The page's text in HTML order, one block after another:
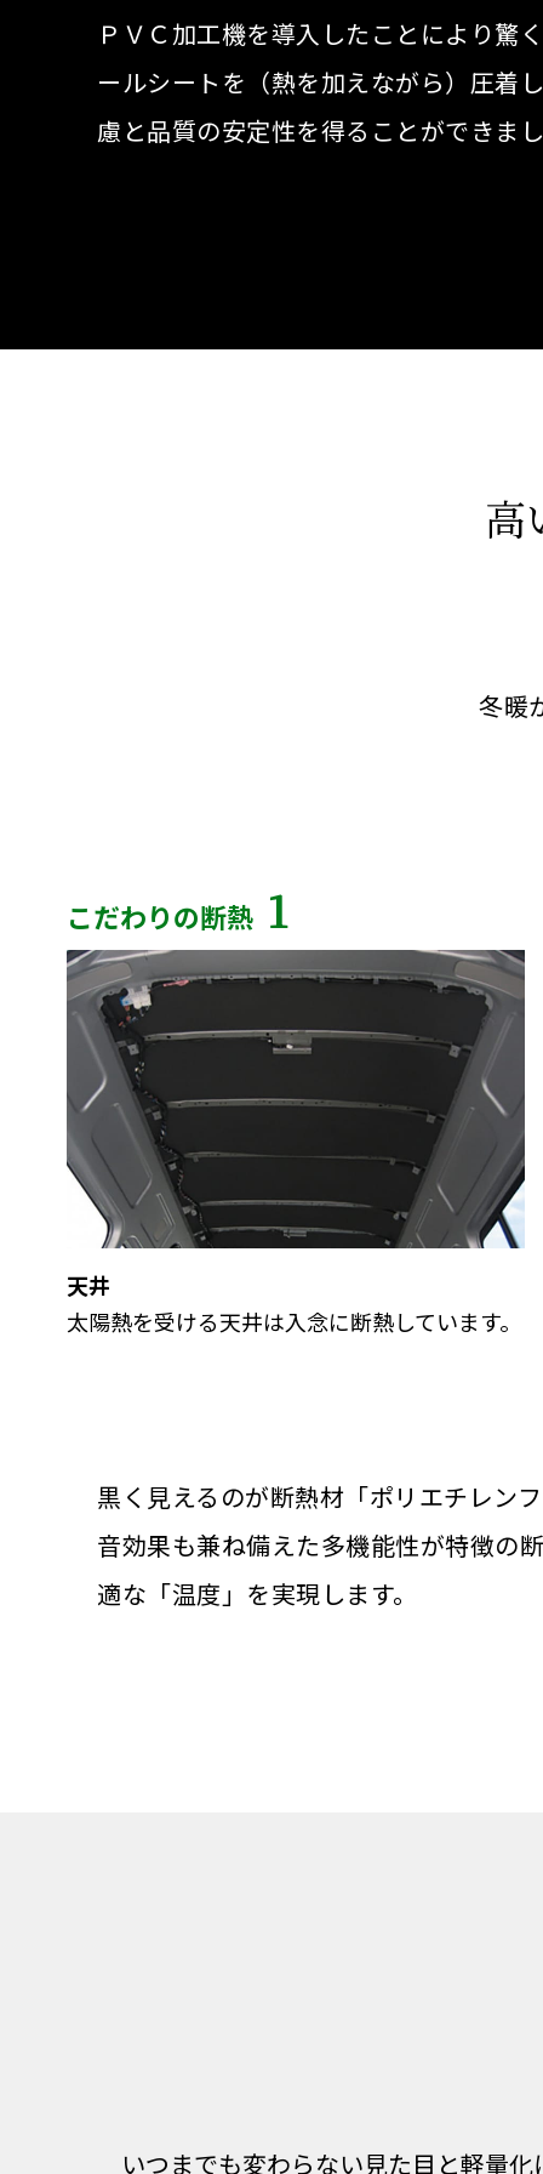
ＰＶＣ加工機を導入したことにより驚
ールシートを（熱を加えながら）圧着
慮と品質の安定性を得ることができま
高
冬暖
こだわりの断熱 1
天井
太陽熱を受ける天井は入念に断熱しています。
黒く見えるのが断熱材「ポリエチレン
音効果も兼ね備えた多機能性が特徴の
適な「温度」を実現します。
いつまでも変わらない見た目と軽量